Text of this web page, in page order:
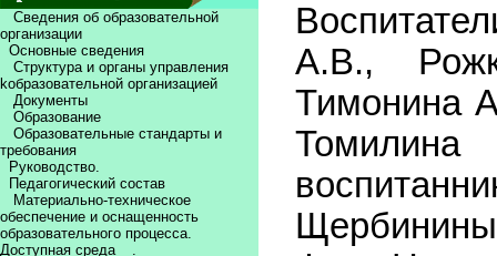
Сведения об образовательной
организации
Основные сведения
Структура и органы управления
kобразовательной организацией
Документы
Образование
Образовательные стандарты и
требования
Руководство.
Педагогический состав
Материально-техническое
обеспечение и оснащенность
образовательного процесса.
Доступная среда
.
А.В.,
Тимонина